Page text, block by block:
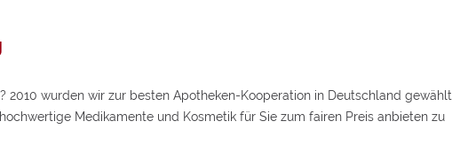
wurden wir zur besten Apotheken-Kooperation in Deutschland gewählt.
Medikamente und Kosmetik für Sie zum fairen Preis anbieten zu